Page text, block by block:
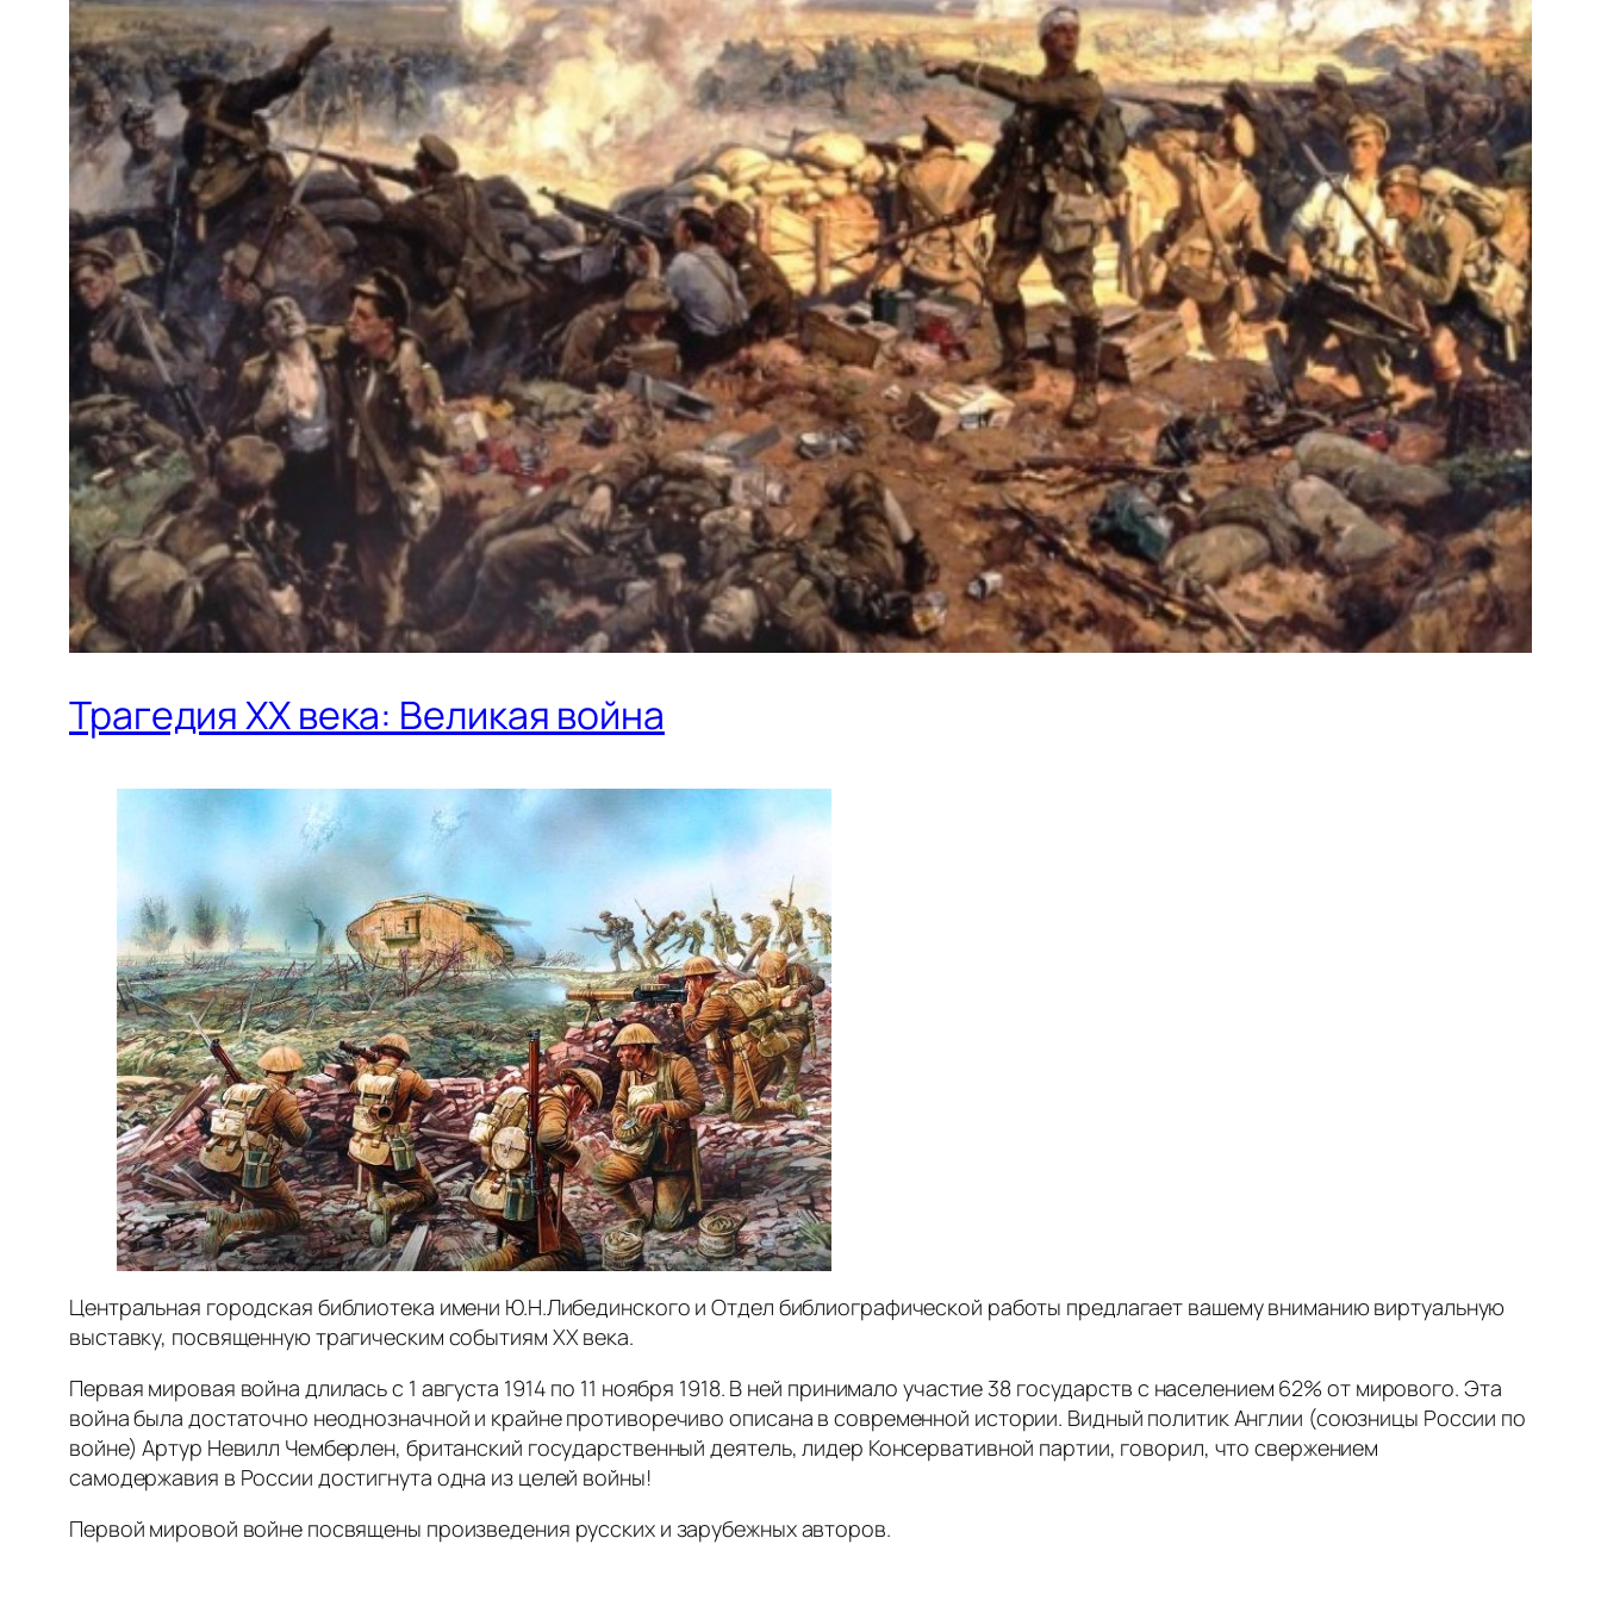
Трагедия ХХ века: Великая война
Центральная городская библиотека имени Ю.Н.Либединского и Отдел библиографической работы предлагает вашему вниманию виртуальную
выставку, посвященную трагическим событиям XX века.
Первая мировая война длилась с 1 августа 1914 по 11 ноября 1918. В ней принимало участие 38 государств с населением 62% от мирового. Эта
война была достаточно неоднозначной и крайне противоречиво описана в современной истории. Видный политик Англии (союзницы России по
войне) Артур Невилл Чемберлен, британский государственный деятель, лидер Консервативной партии, говорил, что свержением
самодержавия в России достигнута одна из целей войны!
Первой мировой войне посвящены произведения русских и зарубежных авторов.